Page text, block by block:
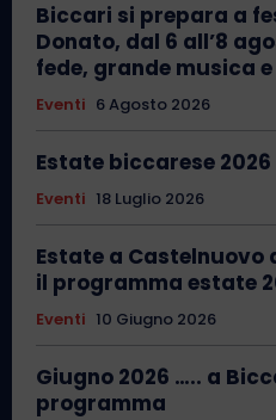
Biccari si prepara a
Donato, dal 6 all’8
fede, grande musica
Eventi 6 Agosto 2026
Estate biccarese 2026
Eventi 18 Luglio 2026
Estate a Castelnuovo
il programma estate
Eventi 10 Giugno 2026
Giugno 2026 ….. a
programma